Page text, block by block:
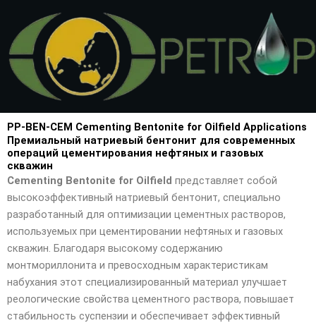
содержимому
PP-BEN-CEM Cementing Bentonite for Oilfield Applications
Премиальный натриевый бентонит для современных
операций цементирования нефтяных и газовых
скважин
Cementing Bentonite for Oilfield представляет собой
высокоэффективный натриевый бентонит, специально
разработанный для оптимизации цементных растворов,
используемых при цементировании нефтяных и газовых
скважин. Благодаря высокому содержанию
монтмориллонита и превосходным характеристикам
набухания этот специализированный материал улучшает
реологические свойства цементного раствора, повышает
стабильность суспензии и обеспечивает эффективный